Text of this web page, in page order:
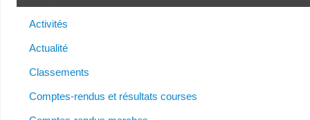
Activités
Actualité
Classements
Comptes-rendus et résultats courses